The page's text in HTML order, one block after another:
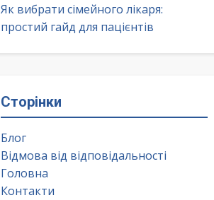
Як вибрати сімейного лікаря:
простий гайд для пацієнтів
Сторінки
Блог
Відмова від відповідальності
Головна
Контакти